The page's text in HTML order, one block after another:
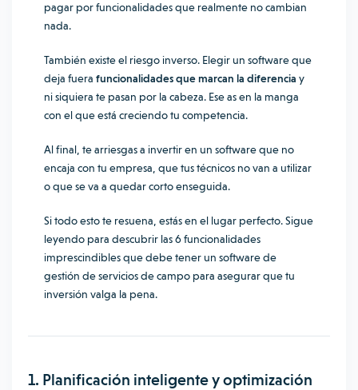
pagar por funcionalidades que realmente no cambian
nada.
También existe el riesgo inverso. Elegir un software que
deja fuera funcionalidades que marcan la diferencia y
ni siquiera te pasan por la cabeza. Ese as en la manga
con el que está creciendo tu competencia.
Al final, te arriesgas a invertir en un software que no
encaja con tu empresa, que tus técnicos no van a utilizar
o que se va a quedar corto enseguida.
Si todo esto te resuena, estás en el lugar perfecto. Sigue
leyendo para descubrir las 6 funcionalidades
imprescindibles que debe tener un software de
gestión de servicios de campo para asegurar que tu
inversión valga la pena.
1. Planificación inteligente y optimización